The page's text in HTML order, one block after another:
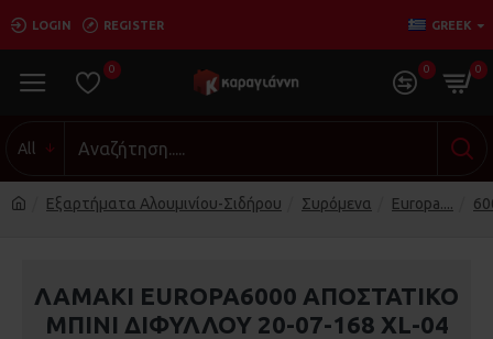
LOGIN REGISTER GREEK
0 0 0
All
Εξαρτήματα Αλουμινίου-Σιδήρου Συρόμενα Europa....
ΛΑΜΑΚΙ EUROPA6000 ΑΠΟΣΤΑΤIKO
ΜΠΙΝΙ ΔΙΦΥΛΛΟΥ 20-07-168 XL-04